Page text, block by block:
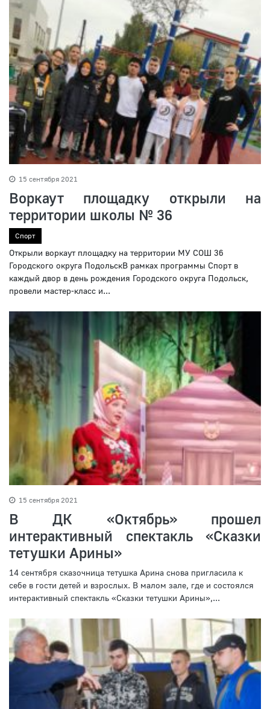
15 сентября 2021
Воркаут площадку открыли на
территории школы № 36
Спорт
Открыли воркаут площадку на территории МУ СОШ 36
Городского округа ПодольскВ рамках программы Спорт в
каждый двор в день рождения Городского округа Подольск,
провели мастер-класс и...
15 сентября 2021
В ДК «Октябрь» прошел
интерактивный спектакль «Сказки
тетушки Арины»
14 сентября сказочница тетушка Арина снова пригласила к
себе в гости детей и взрослых. В малом зале, где и состоялся
интерактивный спектакль «Сказки тетушки Арины»,...